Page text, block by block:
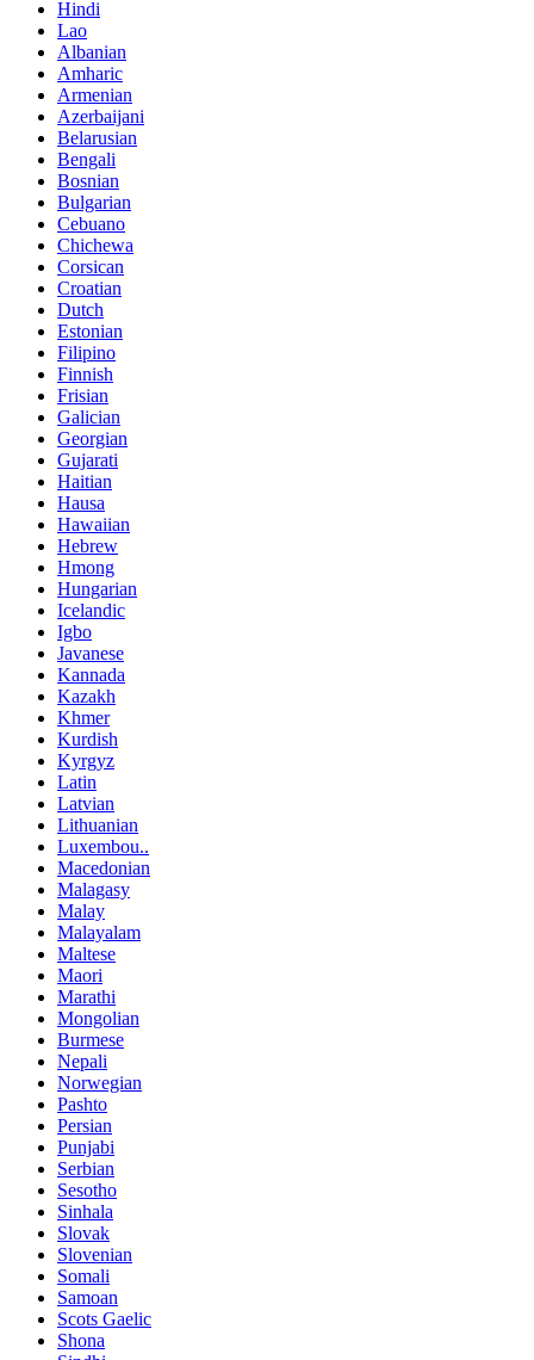
Hindi
Lao
Albanian
Amharic
Armenian
Azerbaijani
Belarusian
Bengali
Bosnian
Bulgarian
Cebuano
Chichewa
Corsican
Croatian
Dutch
Estonian
Filipino
Finnish
Frisian
Galician
Georgian
Gujarati
Haitian
Hausa
Hawaiian
Hebrew
Hmong
Hungarian
Icelandic
Igbo
Javanese
Kannada
Kazakh
Khmer
Kurdish
Kyrgyz
Latin
Latvian
Lithuanian
Luxembou..
Macedonian
Malagasy
Malay
Malayalam
Maltese
Maori
Marathi
Mongolian
Burmese
Nepali
Norwegian
Pashto
Persian
Punjabi
Serbian
Sesotho
Sinhala
Slovak
Slovenian
Somali
Samoan
Scots Gaelic
Shona